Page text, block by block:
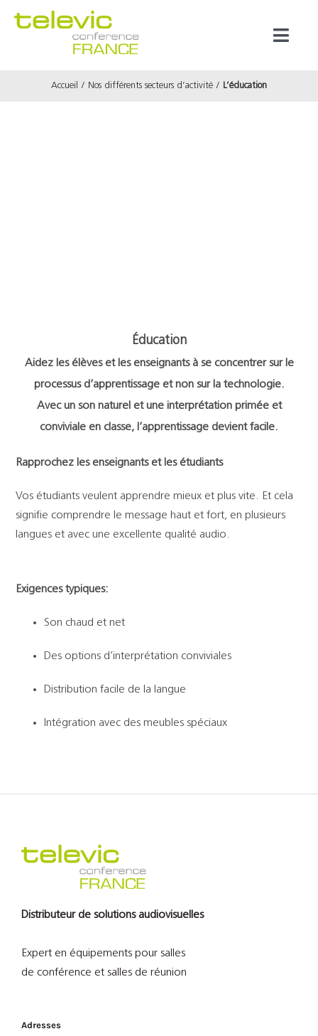
Accueil Nos différents secteurs d’activité L’éducation
Éducation
Aidez les élèves et les enseignants à se concentrer sur le
processus d’apprentissage et non sur la technologie.
Avec un son naturel et une interprétation primée et
conviviale en classe, l’apprentissage devient facile.
Rapprochez les enseignants et les étudiants
Vos étudiants veulent apprendre mieux et plus vite. Et cela
signifie comprendre le message haut et fort, en plusieurs
langues et avec une excellente qualité audio.
Exigences typiques:
Son chaud et net
Des options d’interprétation conviviales
Distribution facile de la langue
Intégration avec des meubles spéciaux
Distributeur de solutions audiovisuelles
Expert en équipements pour salles
de conférence et salles de réunion
Adresses